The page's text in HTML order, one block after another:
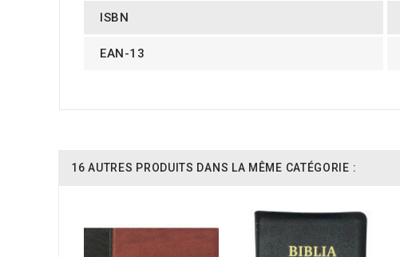
ISBN
EAN-13
16 AUTRES PRODUITS DANS LA MÊME CATÉGORIE :